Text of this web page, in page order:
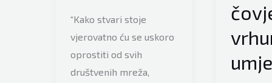
“Kako stvari stoje
vjerovatno ću se uskoro
oprostiti od svih
društvenih mreža,